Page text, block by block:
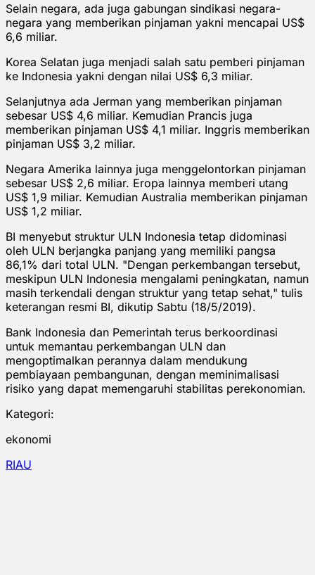
Selain negara, ada juga gabungan sindikasi negara-
negara yang memberikan pinjaman yakni mencapai US$
6,6 miliar.
Korea Selatan juga menjadi salah satu pemberi pinjaman
ke Indonesia yakni dengan nilai US$ 6,3 miliar.
Selanjutnya ada Jerman yang memberikan pinjaman
sebesar US$ 4,6 miliar. Kemudian Prancis juga
memberikan pinjaman US$ 4,1 miliar. Inggris memberikan
pinjaman US$ 3,2 miliar.
Negara Amerika lainnya juga menggelontorkan pinjaman
sebesar US$ 2,6 miliar. Eropa lainnya memberi utang
US$ 1,9 miliar. Kemudian Australia memberikan pinjaman
US$ 1,2 miliar.
BI menyebut struktur ULN Indonesia tetap didominasi
oleh ULN berjangka panjang yang memiliki pangsa
86,1% dari total ULN. "Dengan perkembangan tersebut,
meskipun ULN Indonesia mengalami peningkatan, namun
masih terkendali dengan struktur yang tetap sehat," tulis
keterangan resmi BI, dikutip Sabtu (18/5/2019).
Bank Indonesia dan Pemerintah terus berkoordinasi
untuk memantau perkembangan ULN dan
mengoptimalkan perannya dalam mendukung
pembiayaan pembangunan, dengan meminimalisasi
risiko yang dapat memengaruhi stabilitas perekonomian.
Kategori:
ekonomi
RIAU